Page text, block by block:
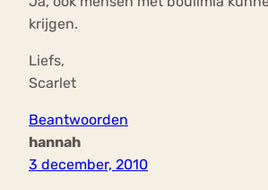
krijgen.
Liefs,
Scarlet
Beantwoorden
hannah
3 december, 2010